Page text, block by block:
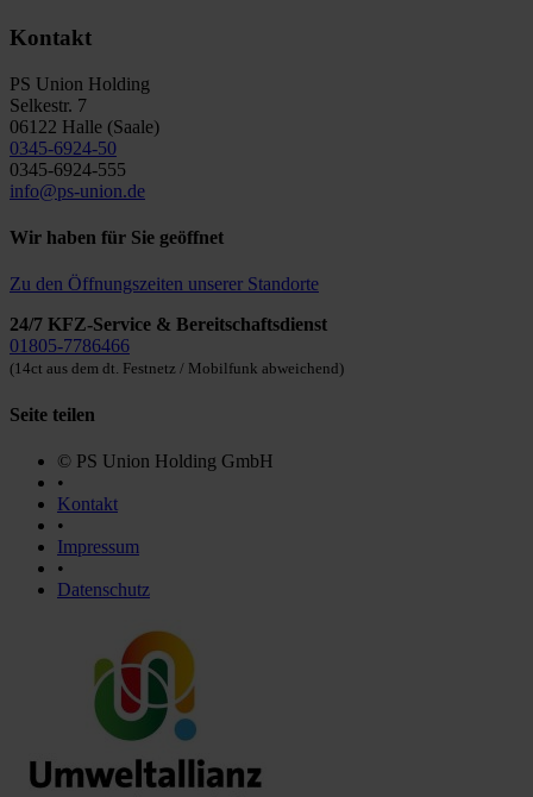
Kontakt
PS Union Holding
Selkestr. 7
06122 Halle (Saale)
0345-6924-50
0345-6924-555
info@ps-union.de
Wir haben für Sie geöffnet
Zu den Öffnungszeiten unserer Standorte
24/7 KFZ-Service & Bereitschaftsdienst
01805-7786466
(14ct aus dem dt. Festnetz / Mobilfunk abweichend)
Seite teilen
© PS Union Holding GmbH
•
Kontakt
•
Impressum
•
Datenschutz